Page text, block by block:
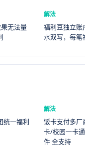
无法量
解法
福利豆独立账
水双写，每笔
统一福利
解法
饭卡支付多厂
卡/校园一卡
件 全支持